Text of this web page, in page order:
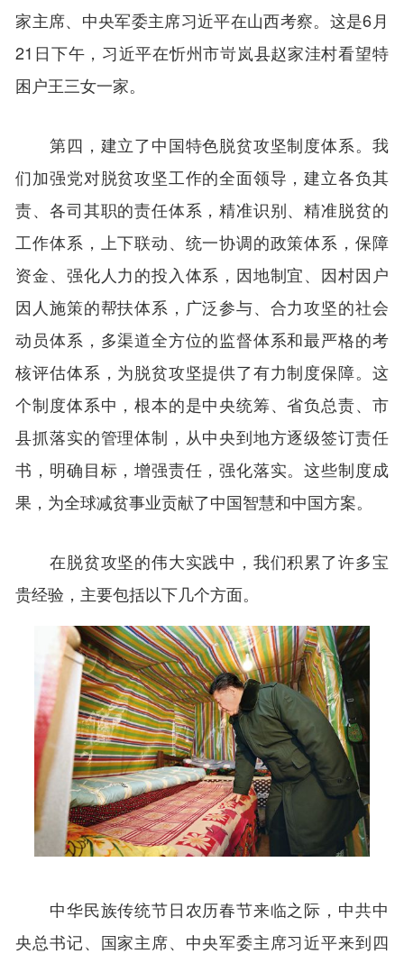
家主席、中央军委主席习近平在山西考察。这是6月
21日下午，习近平在忻州市岢岚县赵家洼村看望特
困户王三女一家。
第四，建立了中国特色脱贫攻坚制度体系。我
们加强党对脱贫攻坚工作的全面领导，建立各负其
责、各司其职的责任体系，精准识别、精准脱贫的
工作体系，上下联动、统一协调的政策体系，保障
资金、强化人力的投入体系，因地制宜、因村因户
因人施策的帮扶体系，广泛参与、合力攻坚的社会
动员体系，多渠道全方位的监督体系和最严格的考
核评估体系，为脱贫攻坚提供了有力制度保障。这
个制度体系中，根本的是中央统筹、省负总责、市
县抓落实的管理体制，从中央到地方逐级签订责任
书，明确目标，增强责任，强化落实。这些制度成
果，为全球减贫事业贡献了中国智慧和中国方案。
在脱贫攻坚的伟大实践中，我们积累了许多宝
贵经验，主要包括以下几个方面。
中华民族传统节日农历春节来临之际，中共中
央总书记、国家主席、中央军委主席习近平来到四